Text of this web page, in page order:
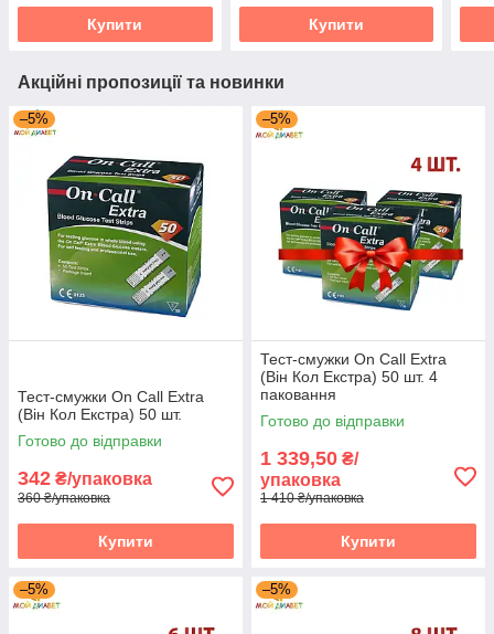
Купити Купити
Акційні пропозиції та новинки
–5%
Тест-смужки On Call Extra
(Він Кол Екстра) 50 шт.
Готово до відправки
342 ₴/упаковка
360 ₴/упаковка
Купити
–5%
Тест-смужки On Call Extra
(Він Кол Екстра) 50 шт. 4
паковання
Готово до відправки
1 339,50 ₴/
упаковка
1 410 ₴/упаковка
Купити
–5% –5%